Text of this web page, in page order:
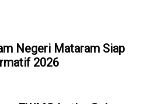
Negeri Mataram Siap
2026